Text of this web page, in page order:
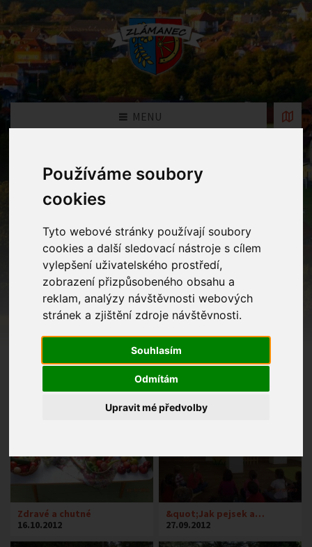
Používáme soubory
cookies
Tyto webové stránky používají soubory
cookies a další sledovací nástroje s cílem
vylepšení uživatelského prostředí,
zobrazení přizpůsobeného obsahu a
reklam, analýzy návštěvnosti webových
stránek a zjištění zdroje návštěvnosti.
Souhlasím
Odmítám
Upravit mé předvolby
MENU
Fotogalerie
Rok
Zdravé a chutné
16.10.2012
&quot;Jak pejsek a…
27.09.2012